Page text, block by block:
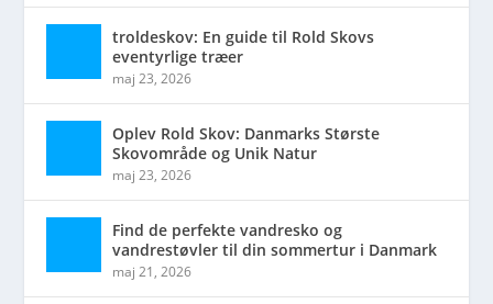
troldeskov: En guide til Rold Skovs
eventyrlige træer
maj 23, 2026
Oplev Rold Skov: Danmarks Største
Skovområde og Unik Natur
maj 23, 2026
Find de perfekte vandresko og
vandrestøvler til din sommertur i Danmark
maj 21, 2026